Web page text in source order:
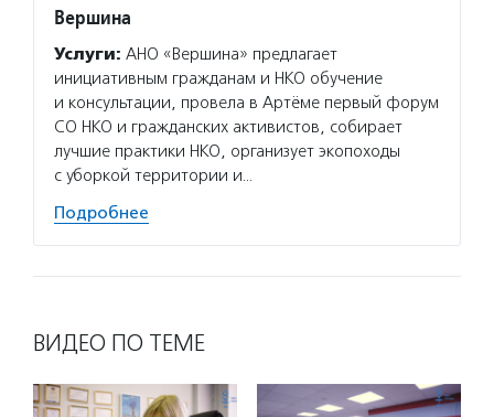
Вершина
Услуги: АНО «Вершина» предлагает
инициативным гражданам и НКО обучение
и консультации, провела в Артёме первый форум
СО НКО и гражданских активистов, собирает
лучшие практики НКО, организует экопоходы
с уборкой территории и…
Подробнее
ВИДЕО ПО ТЕМЕ